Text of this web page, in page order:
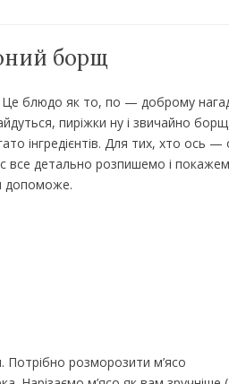
борщ
Це блюдо як то, по — доброму
пиріжки ну і звичайно
інгредієнтів. Для тих, хто ось —
все детально розпишемо і
допоможе.
Потрібно розморозити м’ясо